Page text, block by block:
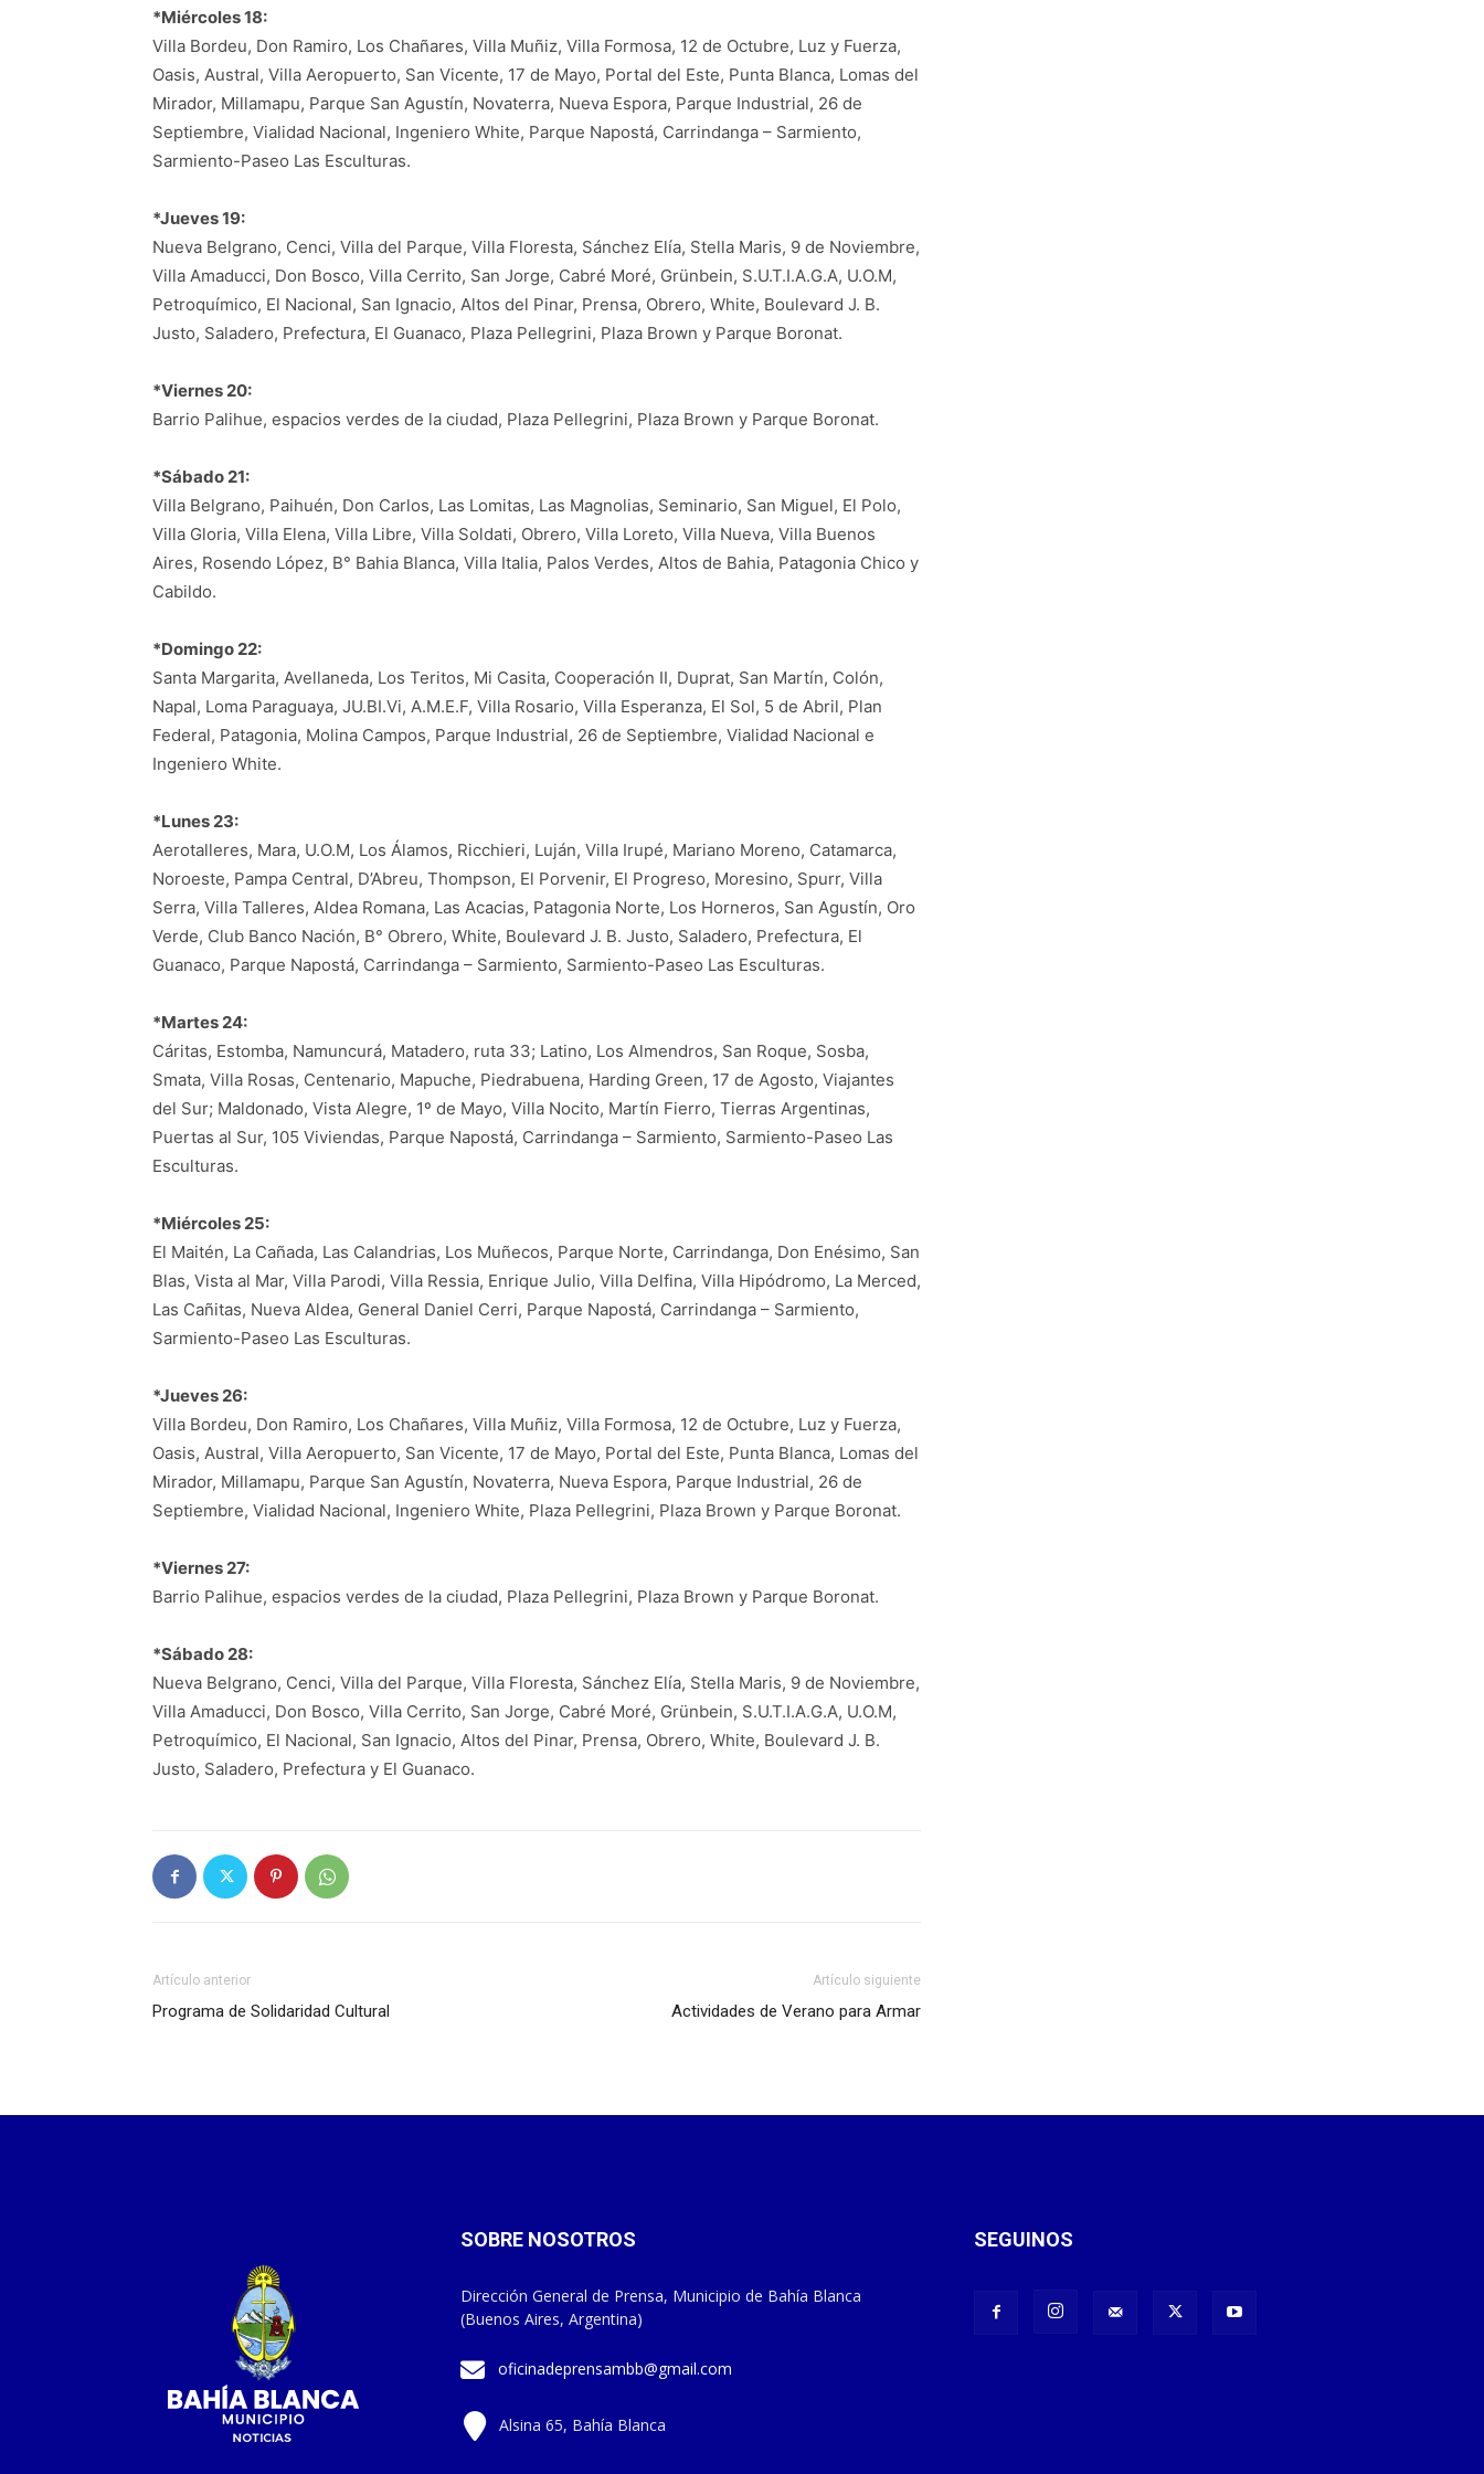
*Miércoles 18:
Villa Bordeu, Don Ramiro, Los Chañares, Villa Muñiz, Villa Formosa, 12 de Octubre, Luz y Fuerza,
Oasis, Austral, Villa Aeropuerto, San Vicente, 17 de Mayo, Portal del Este, Punta Blanca, Lomas del
Mirador, Millamapu, Parque San Agustín, Novaterra, Nueva Espora, Parque Industrial, 26 de
Septiembre, Vialidad Nacional, Ingeniero White, Parque Napostá, Carrindanga – Sarmiento,
Sarmiento-Paseo Las Esculturas.
*Jueves 19:
Nueva Belgrano, Cenci, Villa del Parque, Villa Floresta, Sánchez Elía, Stella Maris, 9 de Noviembre,
Villa Amaducci, Don Bosco, Villa Cerrito, San Jorge, Cabré Moré, Grünbein, S.U.T.I.A.G.A, U.O.M,
Petroquímico, El Nacional, San Ignacio, Altos del Pinar, Prensa, Obrero, White, Boulevard J. B.
Justo, Saladero, Prefectura, El Guanaco, Plaza Pellegrini, Plaza Brown y Parque Boronat.
*Viernes 20:
Barrio Palihue, espacios verdes de la ciudad, Plaza Pellegrini, Plaza Brown y Parque Boronat.
*Sábado 21:
Villa Belgrano, Paihuén, Don Carlos, Las Lomitas, Las Magnolias, Seminario, San Miguel, El Polo,
Villa Gloria, Villa Elena, Villa Libre, Villa Soldati, Obrero, Villa Loreto, Villa Nueva, Villa Buenos
Aires, Rosendo López, B° Bahia Blanca, Villa Italia, Palos Verdes, Altos de Bahia, Patagonia Chico y
Cabildo.
*Domingo 22:
Santa Margarita, Avellaneda, Los Teritos, Mi Casita, Cooperación II, Duprat, San Martín, Colón,
Napal, Loma Paraguaya, JU.BI.Vi, A.M.E.F, Villa Rosario, Villa Esperanza, El Sol, 5 de Abril, Plan
Federal, Patagonia, Molina Campos, Parque Industrial, 26 de Septiembre, Vialidad Nacional e
Ingeniero White.
*Lunes 23:
Aerotalleres, Mara, U.O.M, Los Álamos, Ricchieri, Luján, Villa Irupé, Mariano Moreno, Catamarca,
Noroeste, Pampa Central, D’Abreu, Thompson, El Porvenir, El Progreso, Moresino, Spurr, Villa
Serra, Villa Talleres, Aldea Romana, Las Acacias, Patagonia Norte, Los Horneros, San Agustín, Oro
Verde, Club Banco Nación, B° Obrero, White, Boulevard J. B. Justo, Saladero, Prefectura, El
Guanaco, Parque Napostá, Carrindanga – Sarmiento, Sarmiento-Paseo Las Esculturas.
*Martes 24:
Cáritas, Estomba, Namuncurá, Matadero, ruta 33; Latino, Los Almendros, San Roque, Sosba,
Smata, Villa Rosas, Centenario, Mapuche, Piedrabuena, Harding Green, 17 de Agosto, Viajantes
del Sur; Maldonado, Vista Alegre, 1º de Mayo, Villa Nocito, Martín Fierro, Tierras Argentinas,
Puertas al Sur, 105 Viviendas, Parque Napostá, Carrindanga – Sarmiento, Sarmiento-Paseo Las
Esculturas.
*Miércoles 25:
El Maitén, La Cañada, Las Calandrias, Los Muñecos, Parque Norte, Carrindanga, Don Enésimo, San
Blas, Vista al Mar, Villa Parodi, Villa Ressia, Enrique Julio, Villa Delfina, Villa Hipódromo, La Merced,
Las Cañitas, Nueva Aldea, General Daniel Cerri, Parque Napostá, Carrindanga – Sarmiento,
Sarmiento-Paseo Las Esculturas.
*Jueves 26:
Villa Bordeu, Don Ramiro, Los Chañares, Villa Muñiz, Villa Formosa, 12 de Octubre, Luz y Fuerza,
Oasis, Austral, Villa Aeropuerto, San Vicente, 17 de Mayo, Portal del Este, Punta Blanca, Lomas del
Mirador, Millamapu, Parque San Agustín, Novaterra, Nueva Espora, Parque Industrial, 26 de
Septiembre, Vialidad Nacional, Ingeniero White, Plaza Pellegrini, Plaza Brown y Parque Boronat.
*Viernes 27:
Barrio Palihue, espacios verdes de la ciudad, Plaza Pellegrini, Plaza Brown y Parque Boronat.
*Sábado 28:
Nueva Belgrano, Cenci, Villa del Parque, Villa Floresta, Sánchez Elía, Stella Maris, 9 de Noviembre,
Villa Amaducci, Don Bosco, Villa Cerrito, San Jorge, Cabré Moré, Grünbein, S.U.T.I.A.G.A, U.O.M,
Petroquímico, El Nacional, San Ignacio, Altos del Pinar, Prensa, Obrero, White, Boulevard J. B.
Justo, Saladero, Prefectura y El Guanaco.
Artículo anterior
Programa de Solidaridad Cultural
Artículo siguiente
Actividades de Verano para Armar
SOBRE NOSOTROS
Dirección General de Prensa, Municipio de Bahía Blanca
(Buenos Aires, Argentina)
oficinadeprensambb@gmail.com
Alsina 65, Bahía Blanca
SEGUINOS